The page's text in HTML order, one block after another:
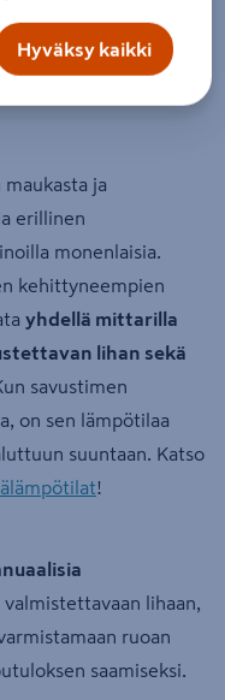
tarkka
maukasta ja
erillinen
monenlaisia.
kehittyneempien
yhdellä mittarilla
lihan sekä
savustimen
on sen lämpötilaa
suuntaan. Katso
!
valmistettavaan lihaan,
ruoan
saamiseksi.
Hyväksy kaikki